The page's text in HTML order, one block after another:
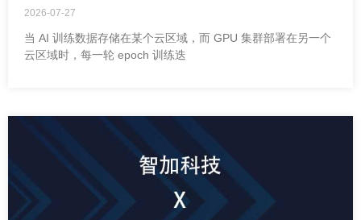
2026-07-27
当 AI 训练数据存储在某个云区域，而 GPU 集群部署在另一个
云区域时，每一轮 epoch 训练迭